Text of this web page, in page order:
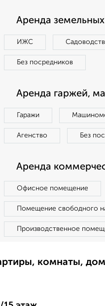
Аренда земельных
ИЖС
Без посредников
Аренда гаржей,
Гаражи
Агенство Без
Аренда
Офисное помещение
Помещение свободного
Производственное
комнаты,